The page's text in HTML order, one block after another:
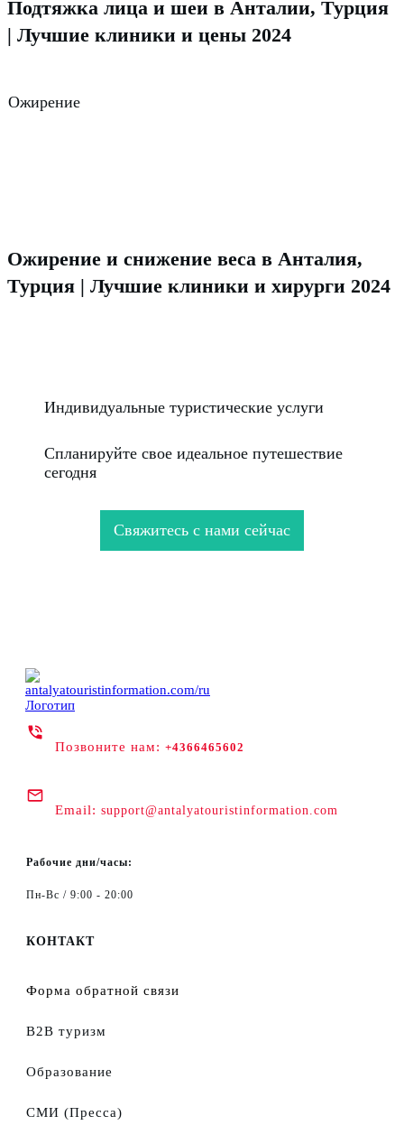
Подтяжка лица и шеи в Анталии, Турция
| Лучшие клиники и цены 2024
Ожирение
Ожирение и снижение веса в Анталия,
Турция | Лучшие клиники и хирурги 2024
Индивидуальные туристические услуги
Спланируйте свое идеальное путешествие
сегодня
Свяжитесь с нами сейчас
Позвоните нам: +4366465602
Email: support@antalyatouristinformation.com
Рабочие дни/часы:
Пн-Вс / 9:00 - 20:00
КОНТАКТ
Форма обратной связи
B2B туризм
Образование
СМИ (Пресса)